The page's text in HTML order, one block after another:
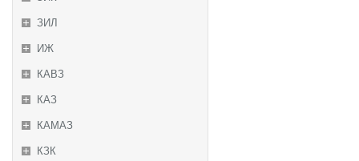
ЗИЛ
ИЖ
КАВЗ
КАЗ
КАМАЗ
КЗК